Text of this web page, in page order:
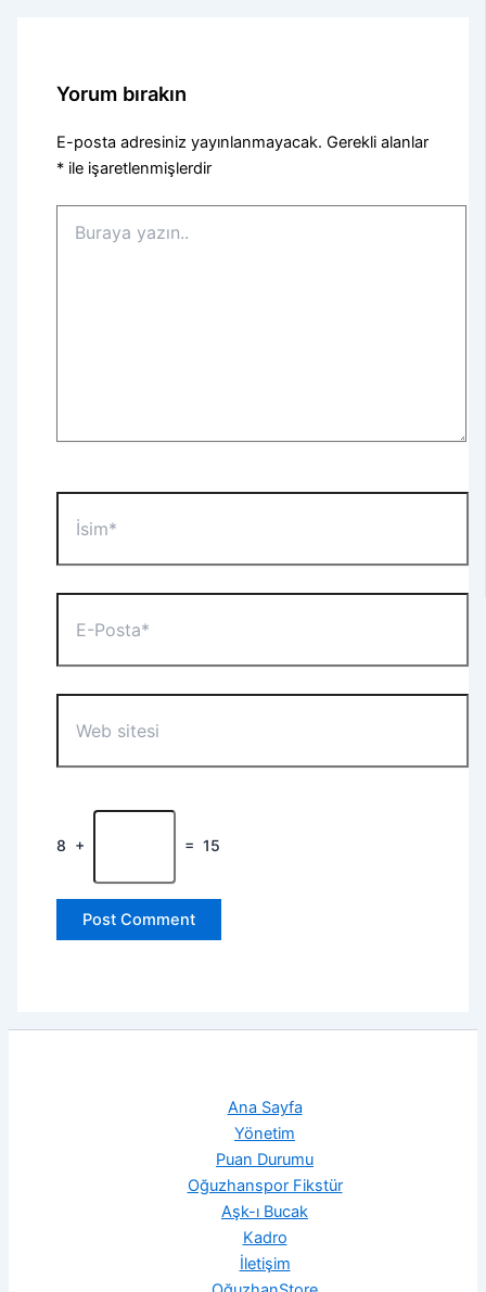
Yorum bırakın
E-posta adresiniz yayınlanmayacak. Gerekli alanlar
* ile işaretlenmişlerdir
yazın..
Posta*
sitesi
8 + = 15
Ana Sayfa
Yönetim
Puan Durumu
Oğuzhanspor Fikstür
Aşk-ı Bucak
Kadro
İletişim